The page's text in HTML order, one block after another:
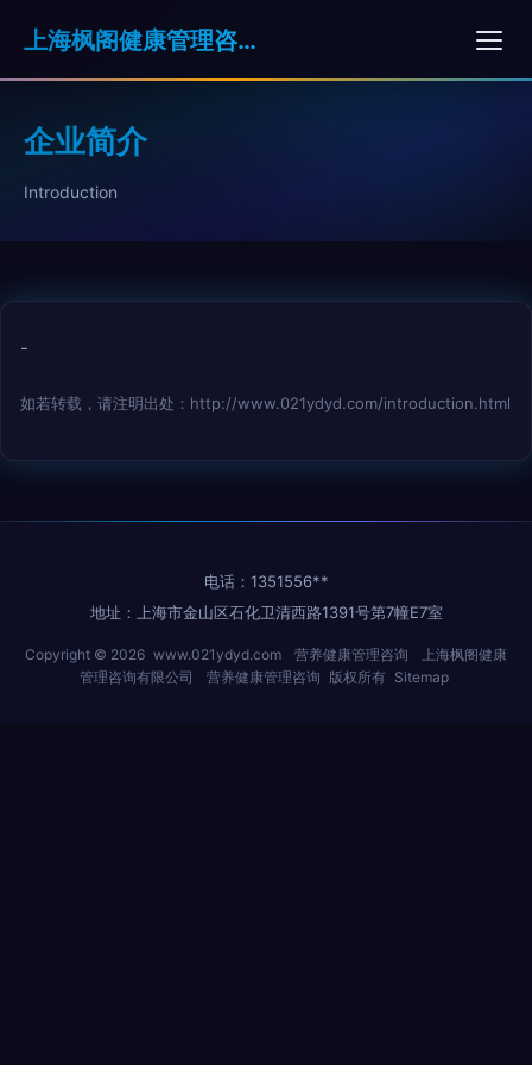
上海枫阁健康管理咨询有限公司
企业简介
Introduction
-
如若转载，请注明出处：http://www.021ydyd.com/introduction.html
电话：1351556**
地址：上海市金山区石化卫清西路1391号第7幢E7室
Copyright © 2026 www.021ydyd.com 营养健康管理咨询
上海枫阁健康
管理咨询有限公司
营养健康管理咨询 版权所有 Sitemap